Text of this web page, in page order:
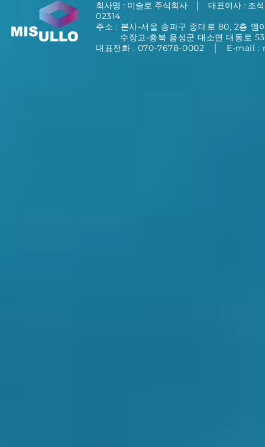
​회사명 : 미술로 주식회사 대표이사 : 조
02314
주소 : 본사-서울 송파구 중대로 80, 2층 엠
수장고-충북 음성군 대소면 대동로
대표전화 : 070-7678-0002 │ E-mail :